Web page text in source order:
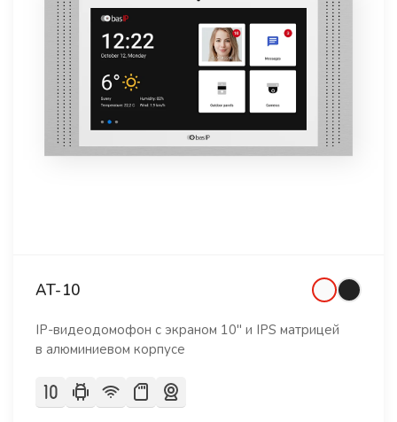
AT-10
IP-видеодомофон с экраном 10" и IPS матрицей
в алюминиевом корпусе